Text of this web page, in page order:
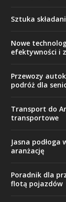
Sztuka
Nowe
efektywności i
Przewozy
podróż dla
Transport do
transportowe
Jasna podłoga
aranżację
Poradnik dla
flotą pojazdów